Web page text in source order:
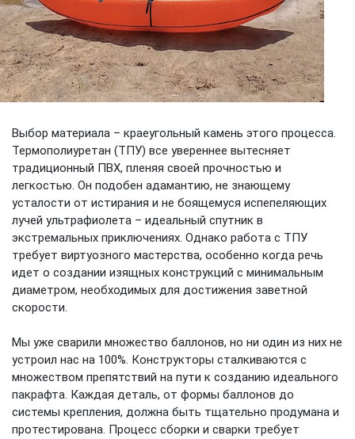
Выбор материала – краеугольный камень этого процесса.
Термополиуретан (ТПУ) все увереннее вытесняет
традиционный ПВХ, пленяя своей прочностью и
легкостью. Он подобен адамантию, не знающему
усталости от истирания и не боящемуся испепеляющих
лучей ультрафиолета – идеальный спутник в
экстремальных приключениях. Однако работа с ТПУ
требует виртуозного мастерства, особенно когда речь
идет о создании изящных конструкций с минимальным
диаметром, необходимых для достижения заветной
скорости.
Мы уже сварили множество баллонов, но ни один из них не
устроил нас на 100%. Конструкторы сталкиваются с
множеством препятствий на пути к созданию идеального
пакрафта. Каждая деталь, от формы баллонов до
системы крепления, должна быть тщательно продумана и
протестирована. Процесс сборки и сварки требует